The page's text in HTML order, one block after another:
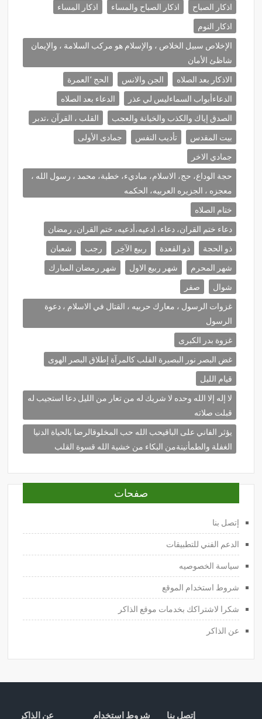
اذكار الصباح
اذكار الصباح والمساء
اذكار المساء
اذكار النوم
الإخلاص سبيل الخلاص ، والإسلام هو مركب السلامة ، والإيمان
شاظئ الأمان
الاذكار بعد الصلاه
الجن والانس
الحج ٬العمرة
الدعاءأبواب السماءليس لي عذر
الدعاء بعد الصلاه
الصدق إياك والكذب والخيانة والعجب
القلب ، القرآن ،تدبر
بيت المقدس
تأديب النفس
جمادى الأولى
جمادي الاخر
حجة الوداع، حج، الاسلام، مباديء، خطبة، محمد ، رسول الله ،
معجزه ، الجزيره العربيه، الحكمه
ختام الصلاه
دعاء ختم القران، دعاء، ادعيه،أدعيه، ختم القران، رمضان
ذو الحجة
ذو القعدة ربيع الآخِر رجب
شعبان
شهر المحرم
شهر ربيع الاول
شهر رمضان المبارك
شوال
صفر
غزوات الرسول ، معارك حربيه ، القتال في الاسلام ، دعوة
الرسول
غزوة بدر الكبرى
غض البصر نور البصيرة القلب كالمرآة إطلاق البصر الهوى
قيام الليل
لا إله إلا الله وحده لا شريك له من تعار من الليل دعا استجيب له
قبلت صلاته
يؤثر الفاني على الباقيحب الله حب المخلوقالرضا بالحياة الدنيا
الغفلة والطمأنينةمن البكاء من خشية الله قسوة القلب
صفحات
إتصل بنا
الدعم الفني للتطبيقات
سياسة الخصوصيه
شروط استخدام الموقع
شكرا لاشتراكك بخدمات موقع الذاكر
عن الذاكر
إتصل بنا شروط استخدام عن الذاكر